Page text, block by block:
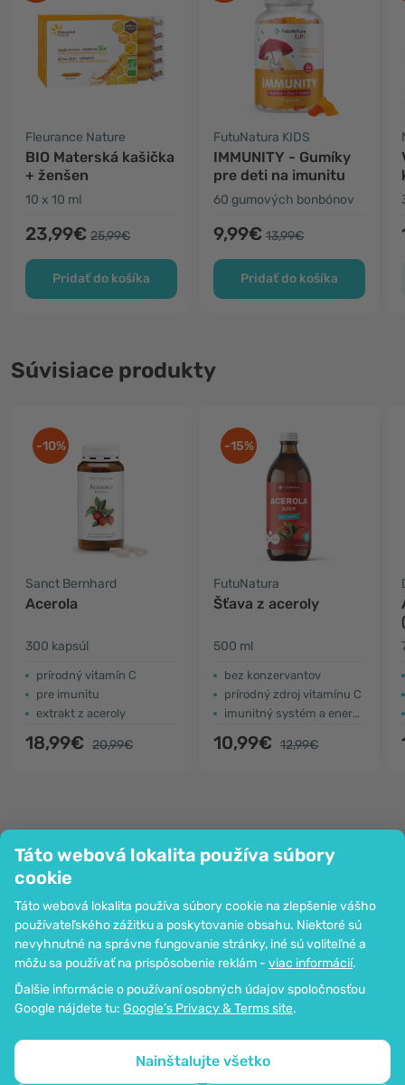
Táto webová lokalita používa súbory
cookie
Táto webová lokalita používa súbory cookie na zlepšenie vášho
používateľského zážitku a poskytovanie obsahu. Niektoré sú
nevyhnutné na správne fungovanie stránky, iné sú voliteľné a
môžu sa používať na prispôsobenie reklám - viac informácií.
Ďalšie informácie o používaní osobných údajov spoločnosťou
Google nájdete tu: Google’s Privacy & Terms site.
Nainštalujte všetko
Fleurance Nature
BIO Materská kašička
+ ženšen
10 x 10 ml
23,99€ 25,99€
Pridať do košíka
FutuNatura KIDS
IMMUNITY - Gumíky
pre deti na imunitu
60 gumových bonbónov
9,99€ 13,99€
Pridať do košíka
Súvisiace produkty
-10%
Sanct Bernhard
Acerola
300 kapsúl
prírodný vitamín C
pre imunitu
extrakt z aceroly
18,99€ 20,99€
-15%
FutuNatura
Šťava z aceroly
500 ml
bez konzervantov
prírodný zdroj vitamínu C
imunitný systém a energia
10,99€ 12,99€
Spoločnosť
Informácie
Pripoj sa k nám
Pomoc a objednávky
Možnosť platby kartou. Zaručená ochrana osobných údajov
prostredníctvom šifrovania SSL.
Mapa stránok